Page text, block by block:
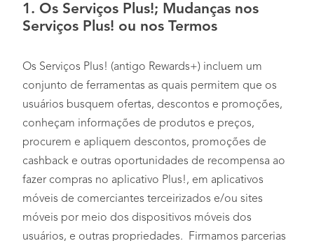
1. Os Serviços Plus!; Mudanças nos
Serviços Plus! ou nos Termos
Os Serviços Plus! (antigo Rewards+) incluem um
conjunto de ferramentas as quais permitem que os
usuários busquem ofertas, descontos e promoções,
conheçam informações de produtos e preços,
procurem e apliquem descontos, promoções de
cashback e outras oportunidades de recompensa ao
fazer compras no aplicativo Plus!, em aplicativos
móveis de comerciantes terceirizados e/ou sites
móveis por meio dos dispositivos móveis dos
usuários, e outras propriedades. Firmamos parcerias